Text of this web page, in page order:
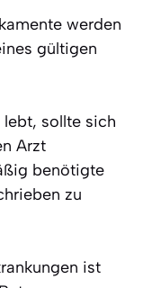
werden
gültigen
lebt, sollte sich
Arzt
benötigte
zu
ist